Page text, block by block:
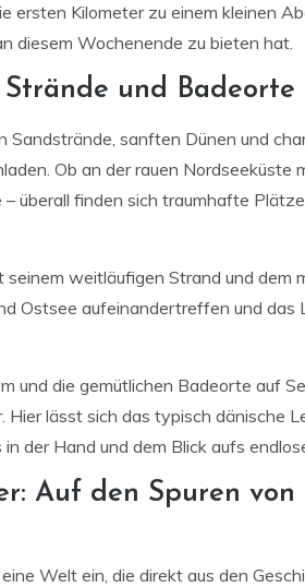
ersten Kilometer zu einem kleinen
diesem Wochenende zu bieten hat.
und Badeorte
Sandstrände, sanften Dünen und
Ob an der rauen Nordseeküste
überall finden sich traumhafte
weitläufigen Strand und dem
Ostsee aufeinandertreffen und das
und die gemütlichen Badeorte auf
lässt sich das typisch dänische
der Hand und dem Blick aufs
Auf den Spuren von
Welt ein, die direkt aus den